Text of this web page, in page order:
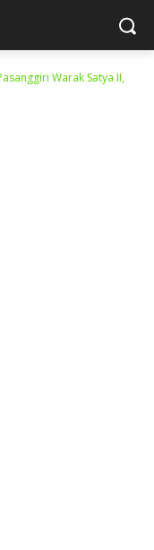
Warak Satya II,